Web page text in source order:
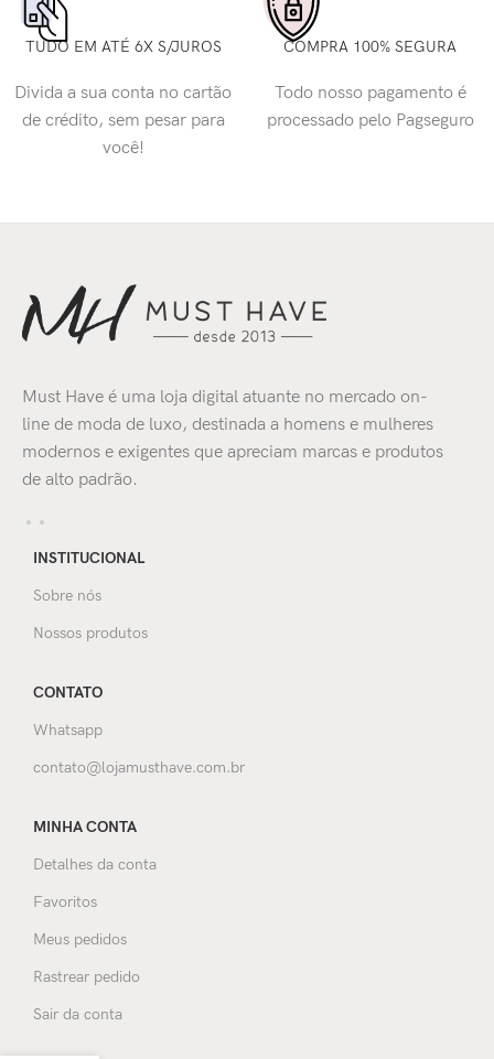
TUDO EM ATÉ 6X S/JUROS
Divida a sua conta no cartão
de crédito, sem pesar para
você!
COMPRA 100% SEGURA
Todo nosso pagamento é
processado pelo Pagseguro
Must Have é uma loja digital atuante no mercado on-
line de moda de luxo, destinada a homens e mulheres
modernos e exigentes que apreciam marcas e produtos
de alto padrão.
INSTITUCIONAL
Sobre nós
Nossos produtos
CONTATO
Whatsapp
contato@lojamusthave.com.br
MINHA CONTA
Detalhes da conta
Favoritos
Meus pedidos
Rastrear pedido
Sair da conta